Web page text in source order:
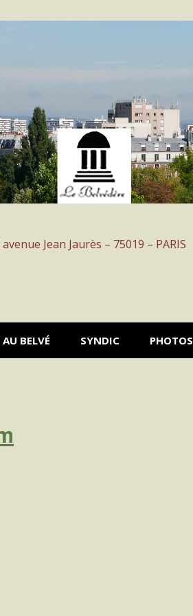
Jean Jaurès – 75019 – PARIS
BELVÉ SYNDIC PHOTOS